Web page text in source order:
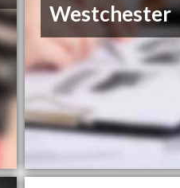
Westchester